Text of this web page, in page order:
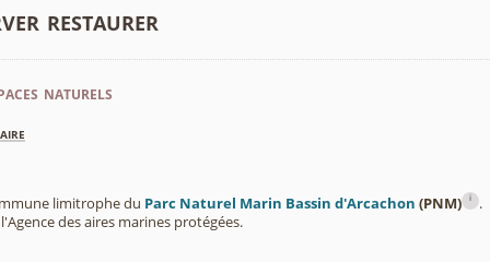
restaurer
naturels
limitrophe du Parc Naturel Marin Bassin d'Arcachon (PNM) i
.
des aires marines protégées.